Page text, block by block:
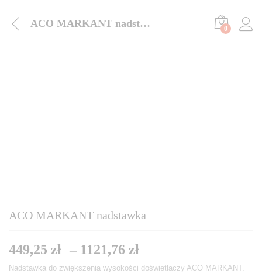
ACO MARKANT nadstawka 0
ACO MARKANT nadstawka
449,25 zł – 1121,76 zł
Nadstawka do zwiększenia wysokości doświetlaczy ACO MARKANT.